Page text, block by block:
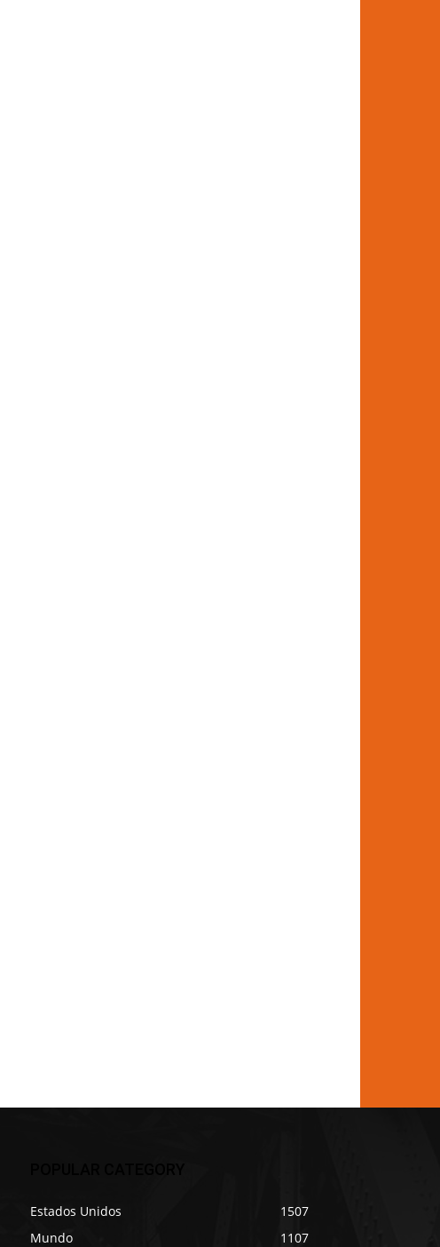
Estados Unidos
1507
Mundo
1107